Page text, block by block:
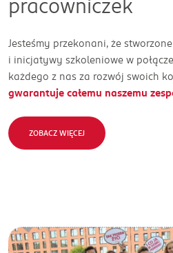
pracowniczek
Jesteśmy przekonani, że
i inicjatywy szkoleniowe w
każdego z nas za rozwój swoich
gwarantuje całemu naszemu
ZOBACZ WIĘCEJ